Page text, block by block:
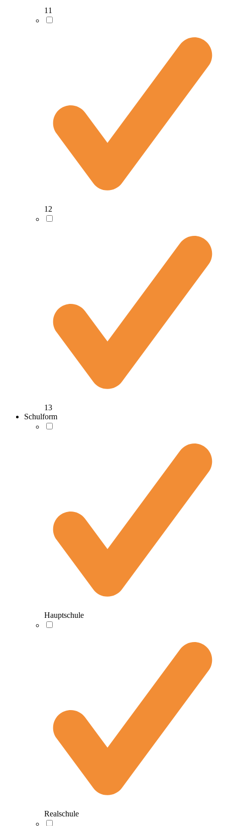
11
12
13
Schulform
Hauptschule
Realschule